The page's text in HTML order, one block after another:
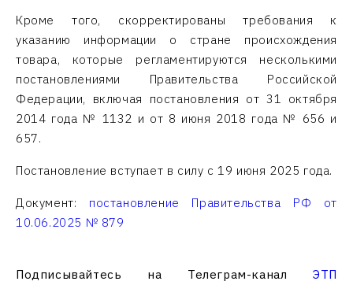
Кроме того, скорректированы требования к
указанию информации о стране происхождения
товара, которые регламентируются несколькими
постановлениями Правительства Российской
Федерации, включая постановления от 31 октября
2014 года № 1132 и от 8 июня 2018 года № 656 и
657.
Постановление вступает в силу с 19 июня 2025 года.
Документ: постановление Правительства РФ от
10.06.2025 № 879
Подписывайтесь на Телеграм-каналЭТП